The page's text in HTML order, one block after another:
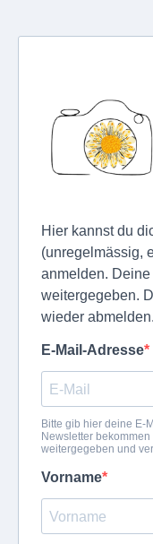
Hier kannst du
(unregelmässig,
anmelden.
weitergegeben.
wieder abmelden.
E-Mail-Adresse
Bitte gib hier deine E-
Newsletter
weitergegeben und
Vorname